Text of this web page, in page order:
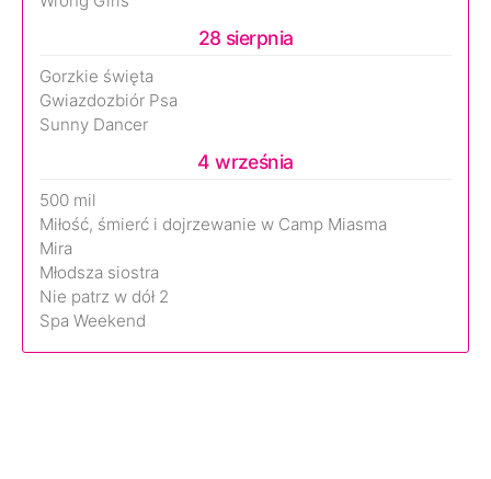
28 sierpnia
Gorzkie święta
Gwiazdozbiór Psa
Sunny Dancer
4 września
500 mil
Miłość, śmierć i dojrzewanie w Camp Miasma
Mira
Młodsza siostra
Nie patrz w dół 2
Spa Weekend